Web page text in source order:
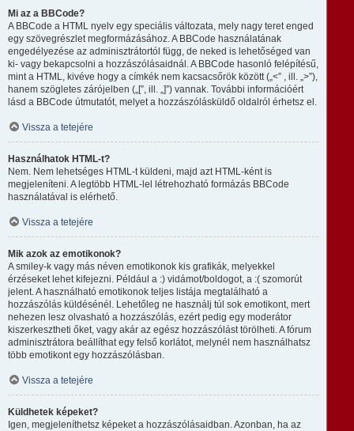
Mi az a BBCode?
A BBCode a HTML nyelv egy speciális változata, mely nagy teret enged
egy szövegrészlet megformázásához. A BBCode használatának
engedélyezése az adminisztrátortól függ, de neked is lehetőséged van
ki- vagy bekapcsolni a hozzászólásaidnál. A BBCode hasonló felépítésű,
mint a HTML, kivéve hogy a címkék nem kacsacsőrök között („<” , ill. „>”),
hanem szögletes zárójelben („[”, ill. „]”) vannak. További információért
lásd a BBCode útmutatót, melyet a hozzászólásküldő oldalról érhetsz el.
Vissza a tetejére
Használhatok HTML-t?
Nem. Nem lehetséges HTML-t küldeni, majd azt HTML-ként is
megjeleníteni. A legtöbb HTML-lel létrehozható formázás BBCode
használatával is elérhető.
Vissza a tetejére
Mik azok az emotikonok?
A smiley-k vagy más néven emotikonok kis grafikák, melyekkel
érzéseket lehet kifejezni. Például a :) vidámot/boldogot, a :( szomorút
jelent. A használható emotikonok teljes listája megtalálható a
hozzászólás küldésénél. Lehetőleg ne használj túl sok emotikont, mert
nehezen lesz olvasható a hozzászólás, ezért pedig egy moderátor
kiszerkesztheti őket, vagy akár az egész hozzászólást törölheti. A fórum
adminisztrátora beállíthat egy felső korlátot, melynél nem használhatsz
több emotikont egy hozzászólásban.
Vissza a tetejére
Küldhetek képeket?
Igen, megjeleníthetsz képeket a hozzászólásaidban. Azonban, ha az